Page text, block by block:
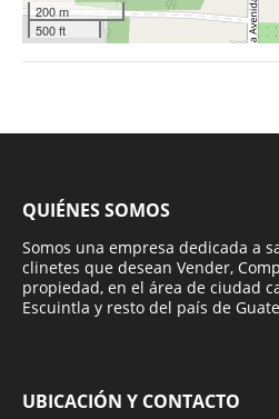
200 m
500 ft
QUIÉNES SOMOS
Somos una empresa dedicada a
clinetes que desean Vender,
propiedad, en el área de ciudad
Escuintla y resto del país de
UBICACIÓN Y CONTACTO